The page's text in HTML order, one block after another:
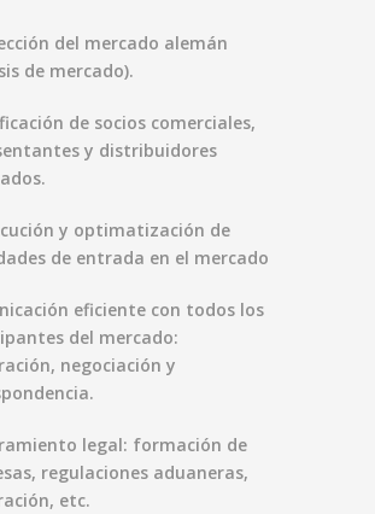
del mercado alemán
de mercado).
de socios comerciales,
y distribuidores
y optimatización de
de entrada en el mercado
eficiente con todos los
del mercado:
negociación y
legal: formación de
regulaciones aduaneras,
etc.